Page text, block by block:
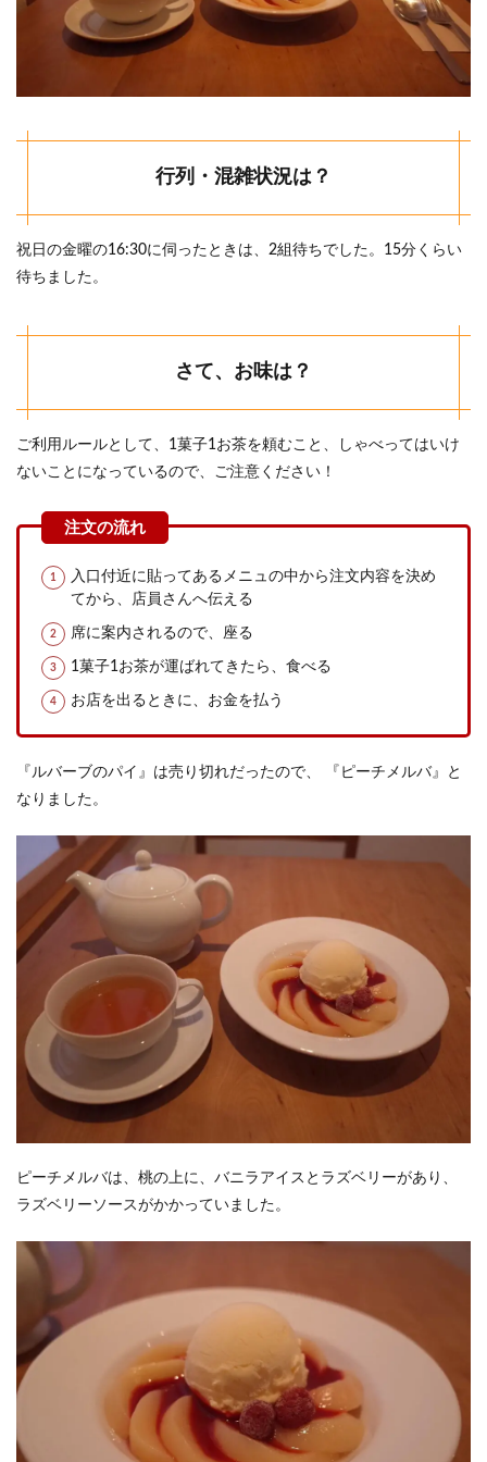
行列・混雑状況は？
祝日の金曜の16:30に伺ったときは、2組待ちでした。15分くらい
待ちました。
さて、お味は？
ご利用ルールとして、1菓子1お茶を頼むこと、しゃべってはいけ
ないことになっているので、ご注意ください！
入口付近に貼ってあるメニュの中から注文内容を決め
てから、店員さんへ伝える
席に案内されるので、座る
1菓子1お茶が運ばれてきたら、食べる
お店を出るときに、お金を払う
『ルバーブのパイ』は売り切れだったので、 『ピーチメルバ』と
なりました。
ピーチメルバは、桃の上に、バニラアイスとラズベリーがあり、
ラズベリーソースがかかっていました。